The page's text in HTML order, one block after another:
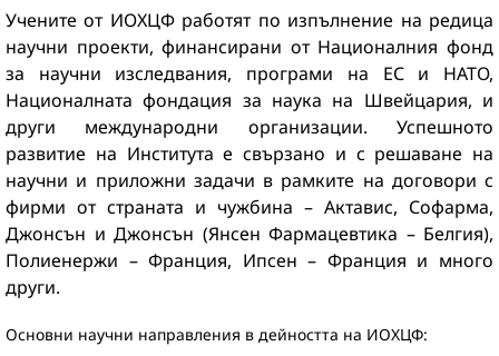
Учените от ИОХЦФ работят по изпълнение на редица
научни проекти, финансирани от Националния фонд
за научни изследвания, програми на ЕС и НАТО,
Националната фондация за наука на Швейцария, и
други международни организации. Успешното
развитие на Института е свързано и с решаване на
научни и приложни задачи в рамките на договори с
фирми от страната и чужбина – Актавис, Софарма,
Джонсън и Джонсън (Янсен Фармацевтика – Белгия),
Полиенержи – Франция, Ипсен – Франция и много
други.
Основни научни направления в дейността на ИОХЦФ: